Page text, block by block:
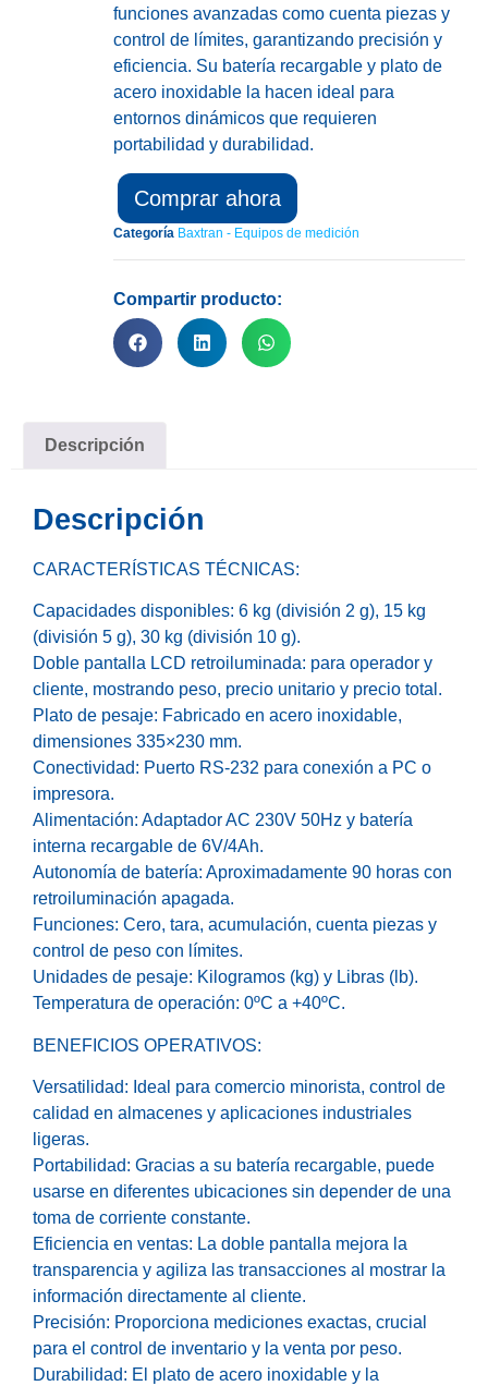
funciones avanzadas como cuenta piezas y
control de límites, garantizando precisión y
eficiencia. Su batería recargable y plato de
acero inoxidable la hacen ideal para
entornos dinámicos que requieren
portabilidad y durabilidad.
Comprar ahora
Categoría Baxtran - Equipos de medición
Compartir producto:
Descripción
Descripción
CARACTERÍSTICAS TÉCNICAS:
Capacidades disponibles: 6 kg (división 2 g), 15 kg
(división 5 g), 30 kg (división 10 g).
Doble pantalla LCD retroiluminada: para operador y
cliente, mostrando peso, precio unitario y precio total.
Plato de pesaje: Fabricado en acero inoxidable,
dimensiones 335×230 mm.
Conectividad: Puerto RS-232 para conexión a PC o
impresora.
Alimentación: Adaptador AC 230V 50Hz y batería
interna recargable de 6V/4Ah.
Autonomía de batería: Aproximadamente 90 horas con
retroiluminación apagada.
Funciones: Cero, tara, acumulación, cuenta piezas y
control de peso con límites.
Unidades de pesaje: Kilogramos (kg) y Libras (lb).
Temperatura de operación: 0ºC a +40ºC.
BENEFICIOS OPERATIVOS:
Versatilidad: Ideal para comercio minorista, control de
calidad en almacenes y aplicaciones industriales
ligeras.
Portabilidad: Gracias a su batería recargable, puede
usarse en diferentes ubicaciones sin depender de una
toma de corriente constante.
Eficiencia en ventas: La doble pantalla mejora la
transparencia y agiliza las transacciones al mostrar la
información directamente al cliente.
Precisión: Proporciona mediciones exactas, crucial
para el control de inventario y la venta por peso.
Durabilidad: El plato de acero inoxidable y la